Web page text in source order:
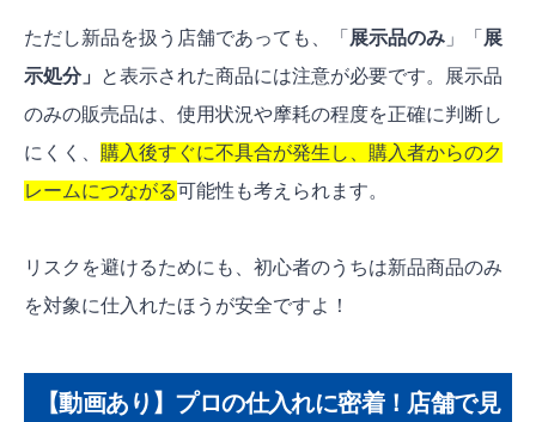
ただし新品を扱う店舗であっても、「 展示品のみ 」「 展
示処分」
と表示された商品には注意が必要です。展示品
のみの販売品は、使用状況や摩耗の程度を正確に判断し
にくく、 購入後すぐに不具合が発生し、購入者からのク
レームにつながる可能性も考えられます。
リスクを避けるためにも、初心者のうちは新品商品のみ
を対象に仕入れたほうが安全ですよ！
【動画あり】プロの仕入れに密着！店舗で見